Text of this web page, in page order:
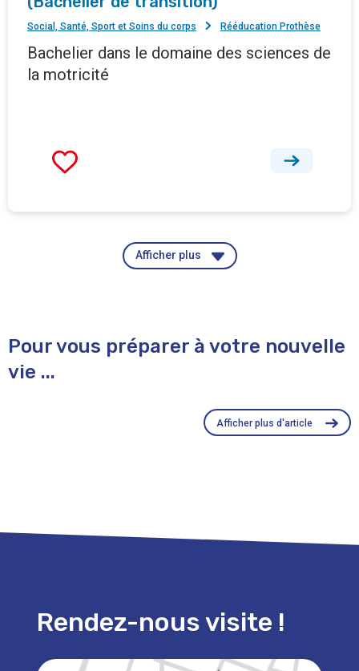
Social, Santé, Sport et Soins du corps Rééducation Prothèse
Bachelier dans le domaine des sciences de
la motricité
Afficher plus
Pour vous préparer à votre nouvelle
vie ...
Afficher plus d'article
Rendez-nous visite !